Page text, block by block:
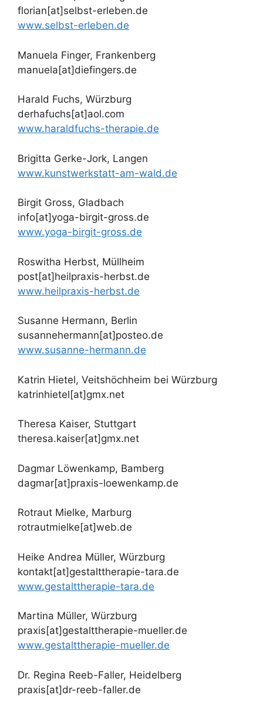
florian[at]selbst-erleben.de
www.selbst-erleben.de
Manuela Finger, Frankenberg
manuela[at]diefingers.de
Harald Fuchs, Würzburg
derhafuchs[at]aol.com
www.haraldfuchs-therapie.de
Brigitta Gerke-Jork, Langen
www.kunstwerkstatt-am-wald.de
Birgit Gross, Gladbach
info[at]yoga-birgit-gross.de
www.yoga-birgit-gross.de
Roswitha Herbst, Müllheim
post[at]heilpraxis-herbst.de
www.heilpraxis-herbst.de
Susanne Hermann, Berlin
susannehermann[at]posteo.de
www.susanne-hermann.de
Katrin Hietel, Veitshöchheim bei Würzburg
katrinhietel[at]gmx.net
Theresa Kaiser, Stuttgart
theresa.kaiser[at]gmx.net
Dagmar Löwenkamp, Bamberg
dagmar[at]praxis-loewenkamp.de
Rotraut Mielke, Marburg
rotrautmielke[at]web.de
Heike Andrea Müller, Würzburg
kontakt[at]gestalttherapie-tara.de
www.gestalttherapie-tara.de
Martina Müller, Würzburg
praxis[at]gestalttherapie-mueller.de
www.gestalttherapie-mueller.de
Dr. Regina Reeb-Faller, Heidelberg
praxis[at]dr-reeb-faller.de